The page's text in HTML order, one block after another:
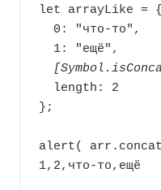
let arrayLike = {
};
alert(
1,2,что-то,ещё